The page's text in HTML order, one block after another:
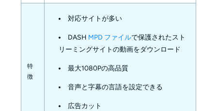
特
徴
対応サイトが多い
DASH MPD ファイルで保護されたスト
リーミングサイトの動画をダウンロード
最大1080Pの高品質
音声と字幕の言語を設定できる
広告カット